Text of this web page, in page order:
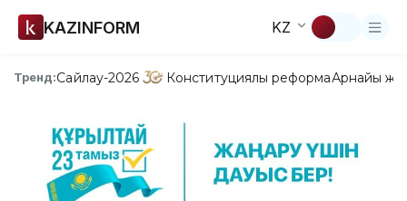
KAZINFORM KZ
Тренд:Сайлау-2026 Конституциялық реформаАрнайы